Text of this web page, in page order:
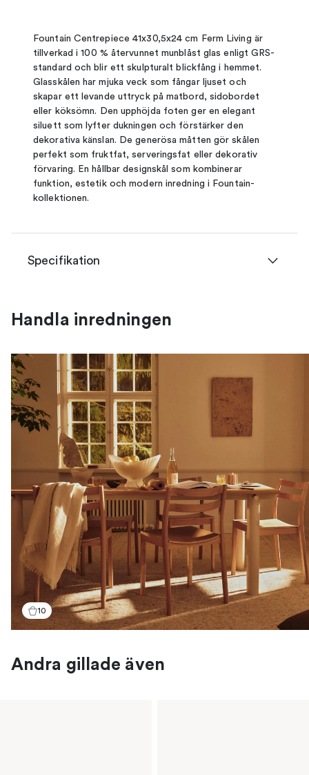
Fountain Centrepiece 41x30,5x24 cm Ferm Living är
tillverkad i 100 % återvunnet munblåst glas enligt GRS-
standard och blir ett skulpturalt blickfång i hemmet.
Glasskålen har mjuka veck som fångar ljuset och
skapar ett levande uttryck på matbord, sidobordet
eller köksömn. Den upphöjda foten ger en elegant
siluett som lyfter dukningen och förstärker den
dekorativa känslan. De generösa måtten gör skålen
perfekt som fruktfat, serveringsfat eller dekorativ
förvaring. En hållbar designskål som kombinerar
funktion, estetik och modern inredning i Fountain-
kollektionen.
Specifikation
Handla inredningen
10
Andra gillade även